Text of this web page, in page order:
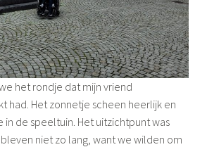
het rondje dat mijn vriend
had. Het zonnetje scheen heerlijk en
de speeltuin. Het uitzichtpunt was
niet zo lang, want we wilden om